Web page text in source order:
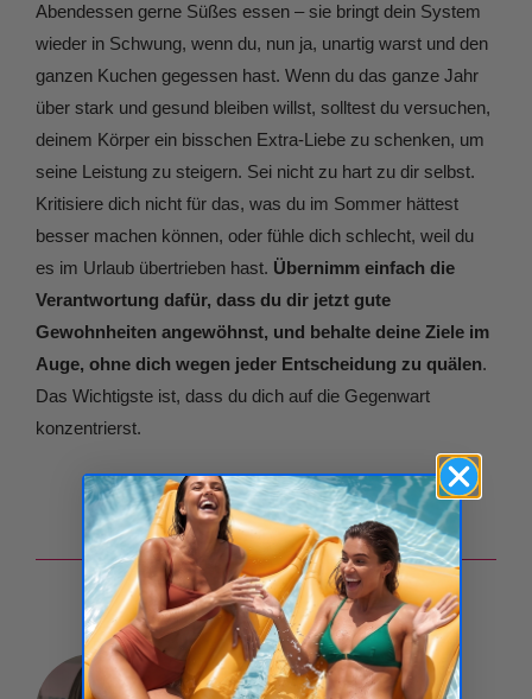
Abendessen gerne Süßes essen – sie bringt dein System
wieder in Schwung, wenn du, nun ja, unartig warst und den
ganzen Kuchen gegessen hast. Wenn du das ganze Jahr
über stark und gesund bleiben willst, solltest du versuchen,
deinem Körper ein bisschen Extra-Liebe zu schenken, um
seine Leistung zu steigern. Sei nicht zu hart zu dir selbst.
Kritisiere dich nicht für das, was du im Sommer hättest
besser machen können, oder fühle dich schlecht, weil du
es im Urlaub übertrieben hast. Übernimm einfach die
Verantwortung dafür, dass du dir jetzt gute
Gewohnheiten angewöhnst, und behalte deine Ziele im
Auge, ohne dich wegen jeder Entscheidung zu quälen.
Das Wichtigste ist, dass du dich auf die Gegenwart
konzentrierst.
Autor
Srebrina Zefirova